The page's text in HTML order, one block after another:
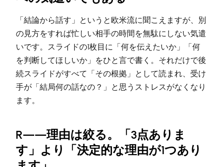
「結論から話す」というと欧米流に聞こえますが、別
の見方をすれば忙しい相手の時間を無駄にしない気遣
いです。スライドの1枚目に「何を伝えたいか」「何
を判断してほしいか」をひと言で書く。それだけで後
続スライドがすべて「その根拠」として読まれ、受け
手が「結局何の話なの？」と思うストレスがなくなり
ます。
R——理由は絞る。「3点ありま
す」より「決定的な理由が1つあり